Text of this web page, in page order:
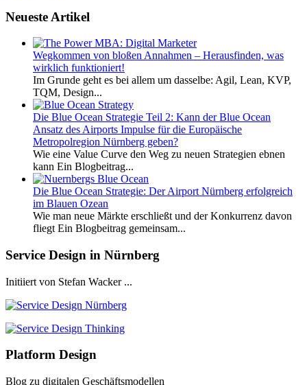
Neueste Artikel
Wegkommen von bloßen Annahmen – Herausfinden, was
wirklich funktioniert!
Im Grunde geht es bei allem um dasselbe: Agil, Lean, KVP,
TQM, Design...
Die Blue Ocean Strategie Teil 2: Kann der Blue Ocean
Ansatz des Airports Impulse für die Europäische
Metropolregion Nürnberg geben?
Wie eine Value Curve den Weg zu neuen Strategien ebnen
kann Ein Blogbeitrag...
Die Blue Ocean Strategie: Der Airport Nürnberg erfolgreich
im Blauen Ozean
Wie man neue Märkte erschließt und der Konkurrenz davon
fliegt Ein Blogbeitrag gemeinsam...
Service Design in Nürnberg
Initiiert von Stefan Wacker ...
Platform Design
Blog zu digitalen Geschäftsmodellen